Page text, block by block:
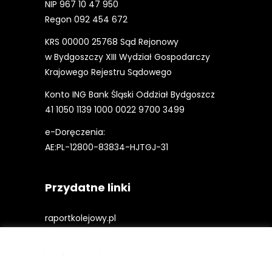
NIP 967 10 47 950
Regon 092 454 672
KRS 00000 25768 Sąd Rejonowy
w Bydgoszczy XIII Wydział Gospodarczy
Krajowego Rejestru Sądowego
Konto ING Bank Śląski Oddział Bydgoszcz
41 1050 1139 1000 0022 9700 3499
e-Doręczenia:
AE:PL-12800-83834-HJTGJ-31
Przydatne linki
raportkolejowy.pl